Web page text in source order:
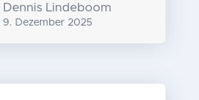
Dennis Lindeboom
9. Dezember 2025